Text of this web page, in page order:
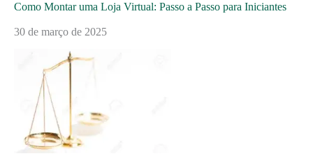
Como Montar uma Loja Virtual: Passo a Passo para Iniciantes
30 de março de 2025